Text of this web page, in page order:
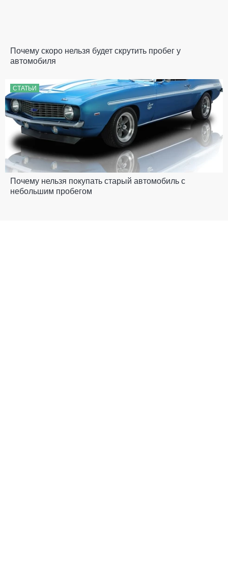
Почему скоро нельзя будет скрутить пробег у
автомобиля
СТАТЬИ
Почему нельзя покупать старый автомобиль с
небольшим пробегом